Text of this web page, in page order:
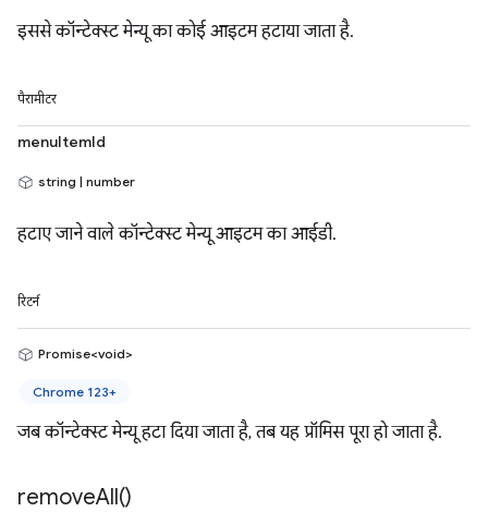
इससे कॉन्टेक्स्ट मेन्यू का कोई आइटम हटाया जाता है.
पैरामीटर
menuItemId
string | number
हटाए जाने वाले कॉन्टेक्स्ट मेन्यू आइटम का आईडी.
रिटर्न
Promise<void>
Chrome 123+
जब कॉन्टेक्स्ट मेन्यू हटा दिया जाता है, तब यह प्रॉमिस पूरा हो जाता है.
removeAll()